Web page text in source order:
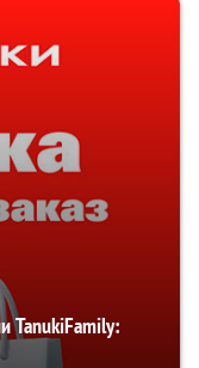
TanukiFamily: